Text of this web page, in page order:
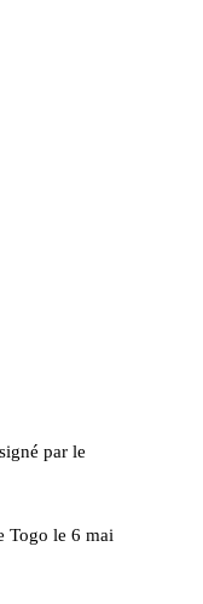
par le
Togo le 6 mai